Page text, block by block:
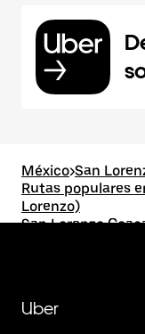
México>San
Rutas populares
Lorenzo)
San Lorenzo
Uber